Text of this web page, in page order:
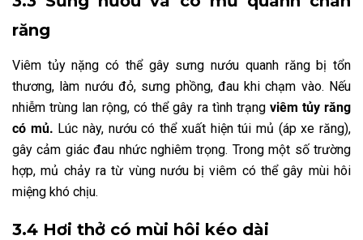
răng
Viêm tủy nặng có thể gây sưng nướu quanh răng bị tổn
thương, làm nướu đỏ, sưng phồng, đau khi chạm vào. Nếu
nhiễm trùng lan rộng, có thể gây ra tình trạng viêm tủy răng
có mủ. Lúc này, nướucó thể xuất hiện túi mủ (áp xe răng),
gây cảm giác đau nhức nghiêm trọng. Trong một số trường
hợp, mủ chảy ra từ vùng nướu bị viêm có thể gây mùi hôi
miệng khó chịu.
3.4 Hơi thở có mùi hôi kéo dài